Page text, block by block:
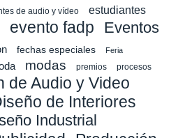
de audio y vídeo
estudiantes
evento fadp
Eventos
fechas especiales Feria
modas premios procesos
de Audio y Video
de Interiores
Industrial